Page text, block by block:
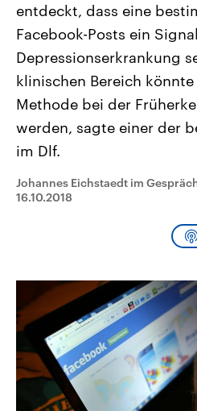
2026
Alle Informationen
Sachsen-Anhalt wählt am 6.
September 2026 einen neuen
Landtag. Seit 2021 wird das
Bundesland von einer Koalition
Umfragen, Prognosen,
und Hintergründe zu den
und Kandidaten der anstehenden
Wahl.
Sendungen Programm
entdeckt, dass eine
Facebook-Posts ein
Depressionserkrankung
klinischen Bereich
Methode bei der
werden, sagte einer der
im Dlf.
Johannes Eichstaedt im
16.10.2018